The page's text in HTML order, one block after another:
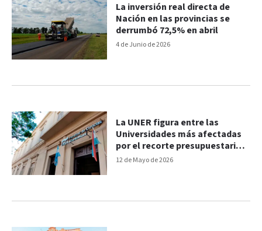
4 de Junio de 2026
La inversión real directa de
Nación en las provincias se
derrumbó 72,5% en abril
12 de Mayo de 2026
La UNER figura entre las
Universidades más afectadas
por el recorte presupuestario y
perderá $540 millones